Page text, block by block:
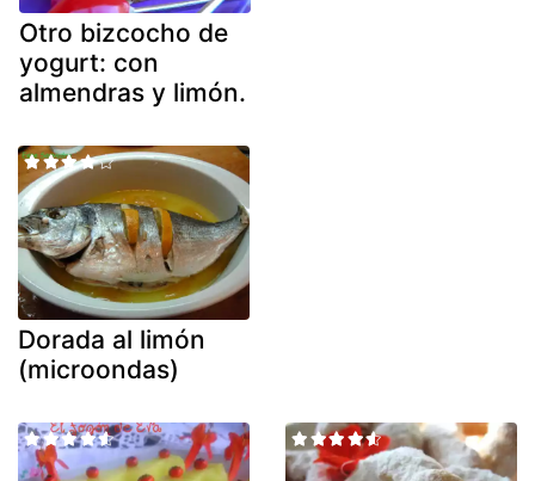
Otro bizcocho de
yogurt: con
almendras y limón.
Dorada al limón
(microondas)